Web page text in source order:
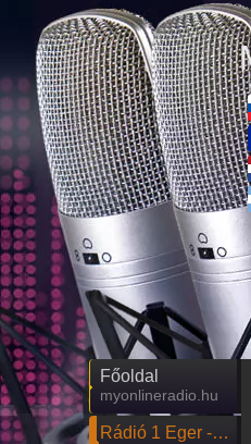
Főoldal
myonlineradio.hu
Rádió 1 Eger - Gyöngyös - Hatvan